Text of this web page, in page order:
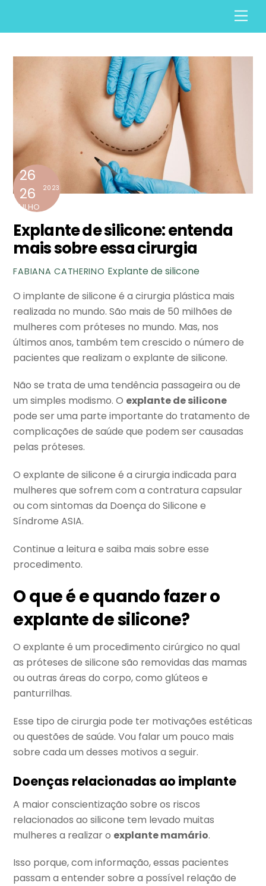
26
26
JULHO
2023
Explante de silicone: entenda
mais sobre essa cirurgia
FABIANA CATHERINO Explante de silicone
O implante de silicone é a cirurgia plástica mais
realizada no mundo. São mais de 50 milhões de
mulheres com próteses no mundo. Mas, nos
últimos anos, também tem crescido o número de
pacientes que realizam o explante de silicone.
Não se trata de uma tendência passageira ou de
um simples modismo. O explante de silicone
pode ser uma parte importante do tratamento de
complicações de saúde que podem ser causadas
pelas próteses.
O explante de silicone é a cirurgia indicada para
mulheres que sofrem com a contratura capsular
ou com sintomas da Doença do Silicone e
Síndrome ASIA.
Continue a leitura e saiba mais sobre esse
procedimento.
O que é e quando fazer o
explante de silicone?
O explante é um procedimento cirúrgico no qual
as próteses de silicone são removidas das mamas
ou outras áreas do corpo, como glúteos e
panturrilhas.
Esse tipo de cirurgia pode ter motivações estéticas
ou questões de saúde. Vou falar um pouco mais
sobre cada um desses motivos a seguir.
Doenças relacionadas ao implante
A maior conscientização sobre os riscos
relacionados ao silicone tem levado muitas
mulheres a realizar o explante mamário.
Isso porque, com informação, essas pacientes
passam a entender sobre a possível relação de